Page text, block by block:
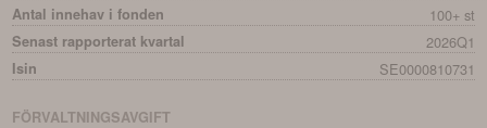
Antal innehav i fonden 100+ st
Senast rapporterat kvartal 2026Q1
Isin SE0000810731
FÖRVALTNINGSAVGIFT